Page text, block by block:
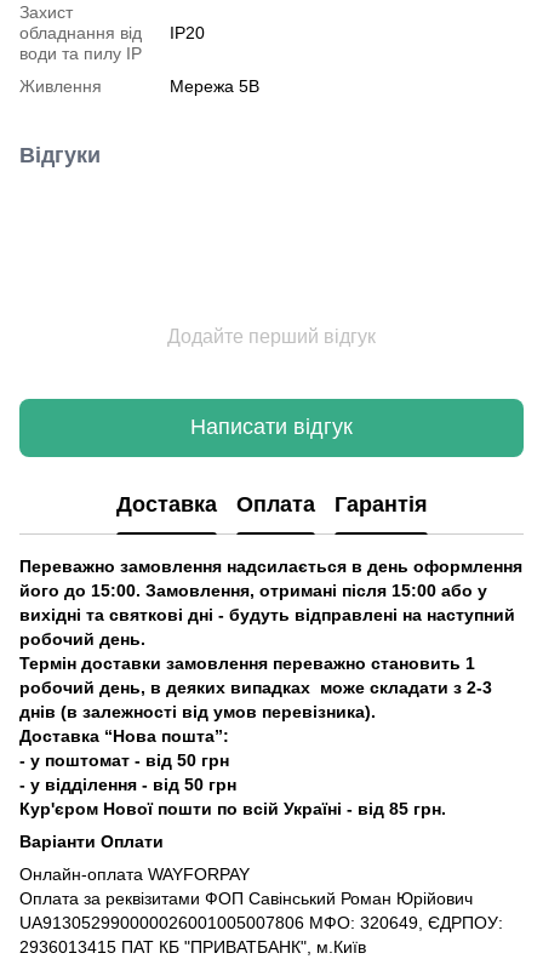
Захист
обладнання від
води та пилу IP
IP20
Живлення Мережа 5В
Відгуки
Додайте перший відгук
Написати відгук
Доставка Оплата Гарантія
Переважно замовлення надсилається в день оформлення
його до 15:00. Замовлення, отримані після 15:00 або у
вихідні та святкові дні - будуть відправлені на наступний
робочий день.
Термін доставки замовлення переважно становить 1
робочий день, в деяких випадках може складати з 2-3
днів (в залежності від умов перевізника).
Доставка “Нова пошта”:
- у поштомат - від 50 грн
- у відділення - від 50 грн
Кур'єром Нової пошти по всій Україні - від 85 грн.
Варіанти Оплати
Онлайн-оплата WAYFORPAY
Оплата за реквізитами ФОП Савінський Роман Юрійович
UA913052990000026001005007806 МФО: 320649, ЄДРПОУ:
2936013415 ПАТ КБ "ПРИВАТБАНК", м.Київ